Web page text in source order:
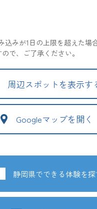
込みが1日の上限を超えた場
で、ご了承ください。
周辺スポットを表示す
Googleマップを開く
静岡県でできる体験を